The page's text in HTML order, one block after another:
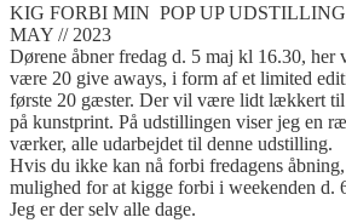
KIG FORBI MIN POP UP
MAY // 2023
Dørene åbner fredag d. 5 maj kl 16.30, her
være 20 give aways, i form af et limited
første 20 gæster. Der vil være lidt lækkert til
på kunstprint. På udstillingen viser jeg en
værker, alle udarbejdet til denne udstilling.
Hvis du ikke kan nå forbi fredagens
mulighed for at kigge forbi i weekenden d.
Jeg er der selv alle dage.